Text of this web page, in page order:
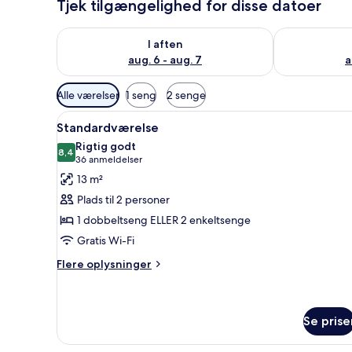
Tjek tilgængelighed for disse datoer
I aften
aug. 6 - aug. 7
Tjek tilgængelighed for i aften aug. 6 - aug. 7
Tjek
Tilgængelige
filtre
for
værelser
Alle værelser 1 seng 2 senge
Indlæs
alle
billeder
af
Standardværelse
Et soveværelse med en stor
7
Standardværelse
8,48,4 ud af 10
Rigtig godt
36 anmeldelser
(36
anmeldelser)
13 m²
Plads til 2 personer
1 dobbeltseng ELLER 2 enkeltsenge
Gratis Wi-Fi
Flere oplysninger
Flere
Se